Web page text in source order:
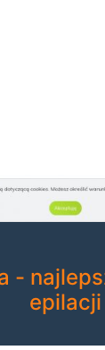
-
epilacji